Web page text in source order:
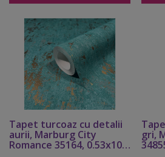
Tapet turcoaz cu detalii
aurii, Marburg City
Romance 35164, 0.53x10
gri,